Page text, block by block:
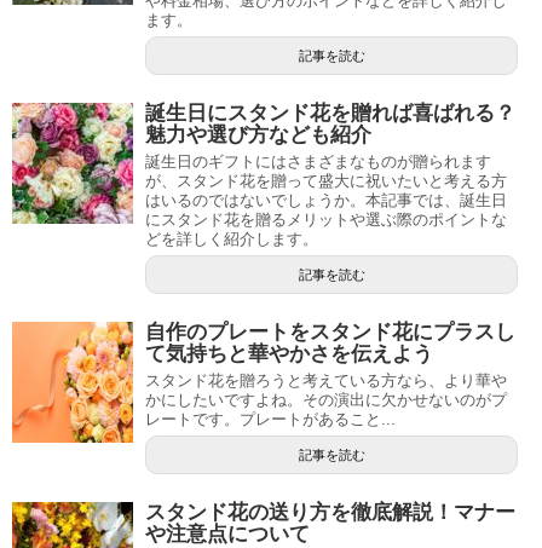
ます。
記事を読む
誕生日にスタンド花を贈れば喜ばれる？
魅力や選び方なども紹介
誕生日のギフトにはさまざまなものが贈られます
が、スタンド花を贈って盛大に祝いたいと考える方
はいるのではないでしょうか。本記事では、誕生日
にスタンド花を贈るメリットや選ぶ際のポイントな
どを詳しく紹介します。
記事を読む
自作のプレートをスタンド花にプラスし
て気持ちと華やかさを伝えよう
スタンド花を贈ろうと考えている方なら、より華や
かにしたいですよね。その演出に欠かせないのがプ
レートです。プレートがあること...
記事を読む
スタンド花の送り方を徹底解説！マナー
や注意点について